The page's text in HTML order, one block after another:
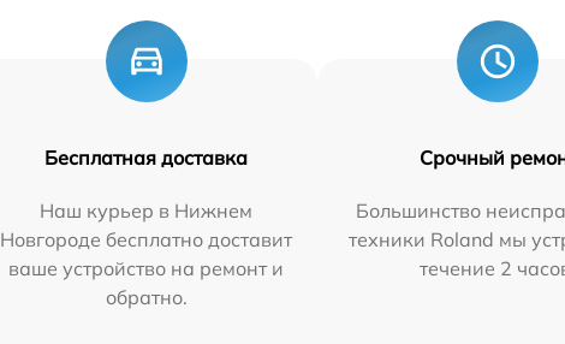
Бесплатная доставка
Наш курьер в Нижнем
Новгороде бесплатно доставит
ваше устройство на ремонт и
обратно.
Срочный
Большинство
техники Roland мы
течение 2